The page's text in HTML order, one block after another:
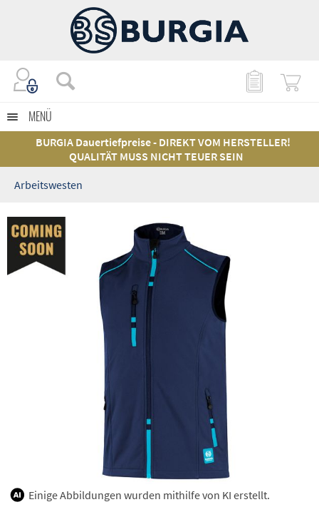
MENÜ
BURGIA Dauertiefpreise - DIREKT VOM HERSTELLER!
QUALITÄT MUSS NICHT TEUER SEIN
Arbeitswesten
Einige Abbildungen wurden mithilfe von KI erstellt.